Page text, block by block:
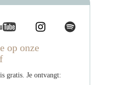
op onze
gratis. Je ontvangt: